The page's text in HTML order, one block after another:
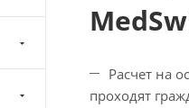
Расчет на
проходят